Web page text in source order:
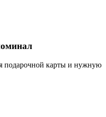
подарочной карты и нужную